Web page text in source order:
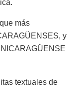
más
y
textuales de